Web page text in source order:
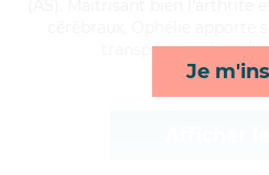
Je
transports, toilette/